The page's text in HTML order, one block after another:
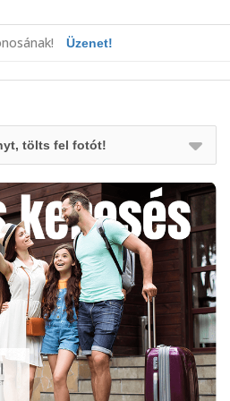
Üzenet!
tölts fel fotót!